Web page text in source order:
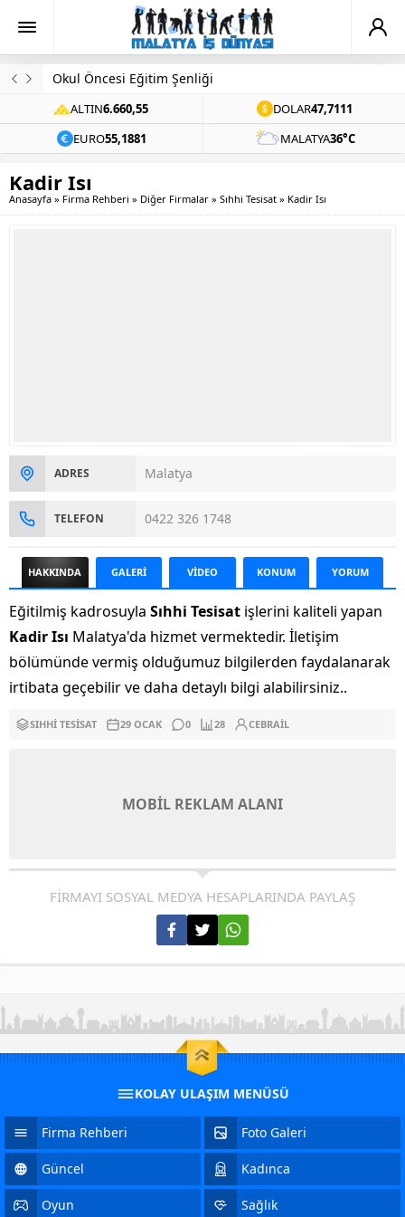
Okul Öncesi Eğitim Şenliği
ALTIN6.660,55 DOLAR47,7111
EURO55,1881 MALATYA36°C
Kadir Isı
Anasayfa » Firma Rehberi » Diğer Firmalar » Sıhhi Tesisat » Kadir Isı
ADRES Malatya
TELEFON 0422 326 1748
HAKKINDA GALERİ VİDEO KONUM YORUM
Eğitilmiş kadrosuyla Sıhhi Tesisat işlerini kaliteli yapan
Kadir Isı Malatya'da hizmet vermektedir. İletişim
bölümünde vermiş olduğumuz bilgilerden faydalanarak
irtibata geçebilir ve daha detaylı bilgi alabilirsiniz..
SIHHI TESISAT 29 OCAK 0 28 CEBRAIL
MOBİL REKLAM ALANI
FİRMAYI SOSYAL MEDYA HESAPLARINDA PAYLAŞ
KOLAY ULAŞIM MENÜSÜ
Firma Rehberi Foto Galeri
Güncel Kadınca
Oyun Sağlık